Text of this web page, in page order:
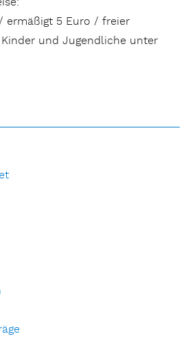
ermäßigt 5 Euro / freier
und Jugendliche unter